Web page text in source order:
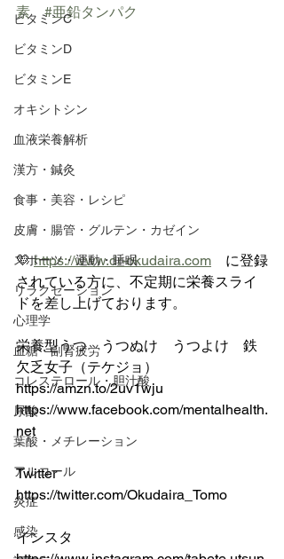
ビタミンC
ビタミンD
ビタミンE
オキシトシン
血液栄養解析
漢方・鍼灸
食事・美容・レシピ
皮膚・腸管・グルテン・カゼイン
スポーツ・運動・睡眠
リラクゼーション
心理学
血糖・副腎疲労
コレステロール・胆汁酸
尿酸
葉酸・メチレーション
アルコール
炎症
感染
素
#亜鉛タンパク
💛 https://www.dr-okudaira.com に登録
されている方に、不定期に栄養スライ
ドを差し上げております。
栄養型うつ　うつぬけ　うつよけ　鉄
欠乏女子（テケジョ）
https://amzn.to/2uv1wju
https://www.facebook.com/mentalhealth.
net
Twitter
https://twitter.com/Okudaira_Tomo
インスタ